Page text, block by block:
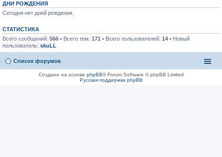
ДНИ РОЖДЕНИЯ
Сегодня нет дней рождения.
СТАТИСТИКА
Всего сообщений: 566 • Всего тем: 171 • Всего пользователей: 14 • Новый
пользователь: skuLL
Список форумов
Создано на основе phpBB® Forum Software © phpBB Limited
Русская поддержка phpBB